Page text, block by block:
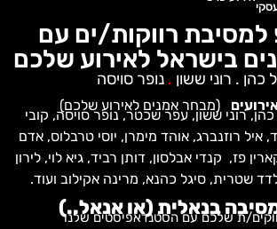
רווקות/ים עם
בישראל לאירוע שלכם
כהן . רוני ששון .נופר סויסה
(מבחר אמנים לאירוע שלכם)
רוני ששון, עפר שכטר, נופר סויסה, קובי
איל רוזנברג, אוהד מימרן, יוסי טרבלוס, אדם
פז, קנדי אבלסון, דותן רביד, גיא לוי, לירון
שטרית, סיגל כהנא, מרינה אקילוב ועוד.
בנאלית (או אנאל..)
ת שלכם עם הסטנדאפיסטים שלנו